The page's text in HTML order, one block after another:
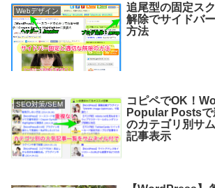
Webデザイン
追尾型の固定ス
解除でサイドバ
方法
SEO対策/SEM
コピペでOK！
Popular Postsで
のカテゴリ別サ
記事表示